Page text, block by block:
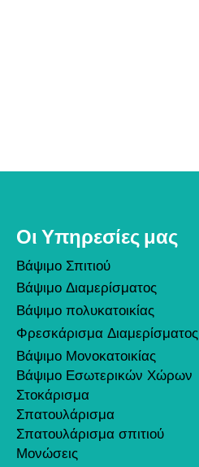
Οι Υπηρεσίες μας
Βάψιμο Σπιτιού
Βάψιμο Διαμερίσματος
Βάψιμο πολυκατοικίας
Φρεσκάρισμα Διαμερίσματος
Βάψιμο Μονοκατοικίας
Βάψιμο Εσωτερικών Χώρων
Στοκάρισμα
Σπατουλάρισμα
Σπατουλάρισμα σπιτιού
Μονώσεις